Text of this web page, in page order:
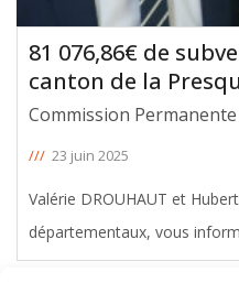
81 076,86€ de
canton de la
Commission
/// 23 juin 2025
Valérie DROUHAUT et
départementaux, vous
avec leur soutien en faveur